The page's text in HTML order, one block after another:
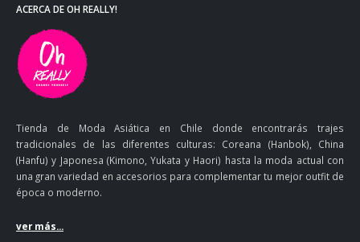
ACERCA DE OH REALLY!
Tienda de Moda Asiática en Chile donde encontrarás trajes
tradicionales de las diferentes culturas: Coreana (Hanbok), China
(Hanfu) y Japonesa (Kimono, Yukata y Haori) hasta la moda actual con
una gran variedad en accesorios para complementar tu mejor outfit de
época o moderno.
ver más...